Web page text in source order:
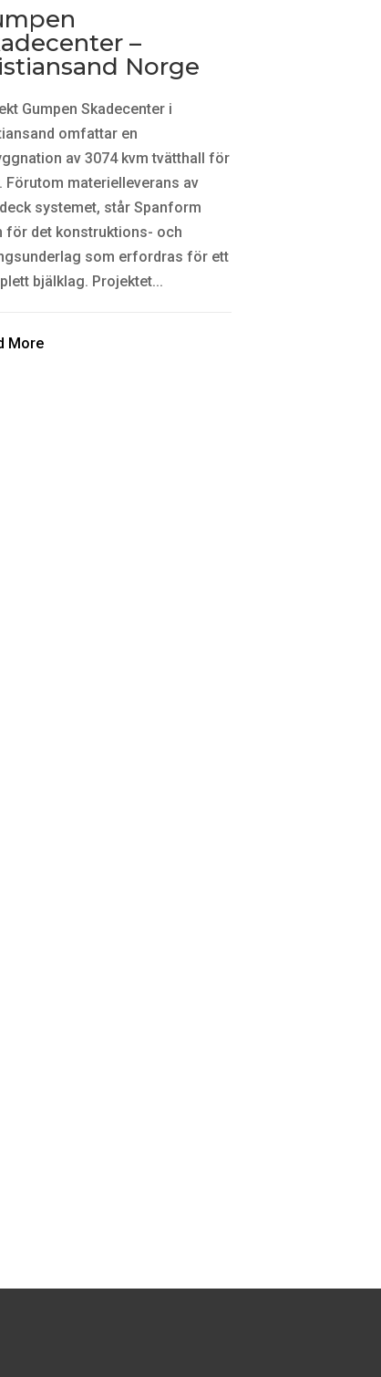
–
Norge
Gumpen Skadecenter i
omfattar en
av 3074 kvm tvätthall för
Förutom materielleverans av
systemet, står Spanform
för det konstruktions- och
som erfordras för ett
bjälklag. Projektet...
More